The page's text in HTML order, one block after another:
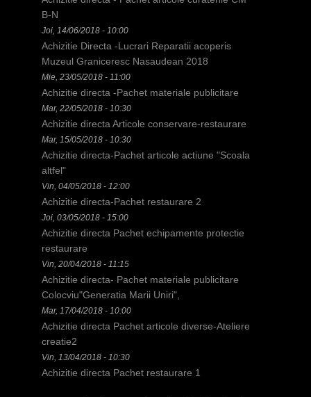
B-N
Joi, 14/06/2018 - 10:00
Achizitie Directa -Lucrari Reparatii acoperis
Muzeul Graniceresc Nasaudean 2018
Mie, 23/05/2018 - 11:00
Achizitie directa -Pachet materiale publicitare
Mar, 22/05/2018 - 10:30
Achizitie directa Articole conservare-restaurare
Mar, 15/05/2018 - 10:30
Achizitie directa-Pachet articole actiune "Scoala
altfel"
Vin, 04/05/2018 - 12:00
Achizitie directa-Pachet restaurare 2
Joi, 03/05/2018 - 15:00
Achizitie directa Pachet echipamente protectie
restaurare
Vin, 20/04/2018 - 11:15
Achizitie directa- Pachet materiale publicitare
Colocviu"Generatia Marii Uniri",
Mar, 17/04/2018 - 10:00
Achizitie directa Pachet articole diverse-Ateliere
creatie2
Vin, 13/04/2018 - 10:30
Achizitie directa Pachet restaurare 1